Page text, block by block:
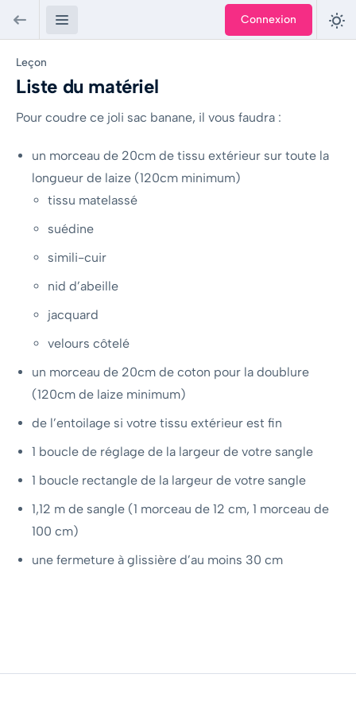
Connexion
Leçon
Liste du matériel
Pour coudre ce joli sac banane, il vous faudra :
un morceau de 20cm de tissu extérieur sur toute la
longueur de laize (120cm minimum)
tissu matelassé
suédine
simili-cuir
nid d’abeille
jacquard
velours côtelé
un morceau de 20cm de coton pour la doublure
(120cm de laize minimum)
de l’entoilage si votre tissu extérieur est fin
1 boucle de réglage de la largeur de votre sangle
1 boucle rectangle de la largeur de votre sangle
1,12 m de sangle (1 morceau de 12 cm, 1 morceau de
100 cm)
une fermeture à glissière d’au moins 30 cm